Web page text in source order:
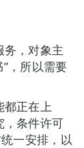
务，对象主
，所以需要
都正在上
，条件许可
一安排，以